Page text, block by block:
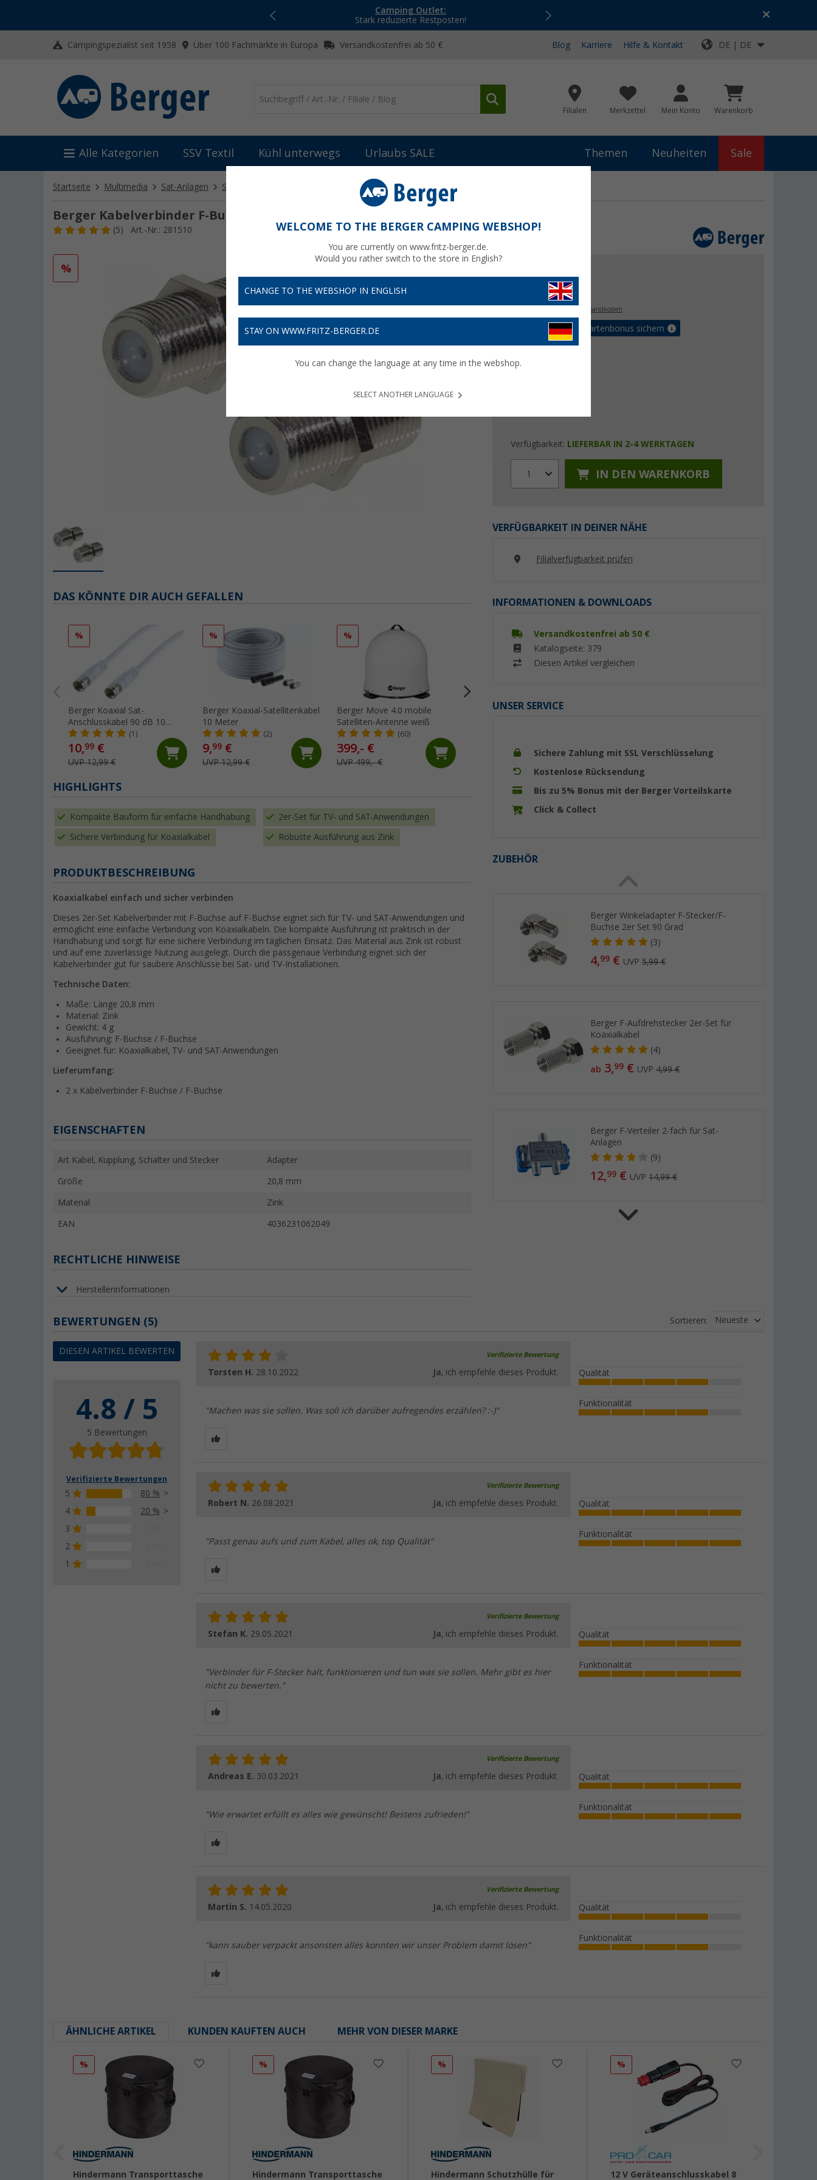
Camping Outlet:
Stark reduzierte Restposten!
Top-Deals für dein Abenteuer!
Campingspezialist seit 1958 Über 100 Fachmärkte in Europa Versandkostenfrei ab 50 € Blog Karriere Hilfe & Kontakt DE | DE
Filialen Merkzettel Mein Konto Warenkorb
Alle Kategorien SSV Textil Kühl unterwegs Urlaubs SALE Themen Neuheiten Sale
Startseite Multimedia Sat-Anlagen Sat-Zubehör Berger Kabelverbinder F-Buchse/F-Buchse 2er-Set
Berger Kabelverbinder F-Buchse/F-Buchse 2er-Set
(5) Art.-Nr.: 281510
%
€
zzgl. Versandkosten
Bis zu 5% Vorteilskartenbonus sichern
Verfügbarkeit: LIEFERBAR IN 2-4 WERKTAGEN
1 IN DEN WARENKORB
VERFÜGBARKEIT IN DEINER NÄHE
Filialverfügbarkeit prüfen
INFORMATIONEN & DOWNLOADS
Versandkostenfrei ab 50 €
Katalogseite: 379
Diesen Artikel vergleichen
UNSER SERVICE
Sichere Zahlung mit SSL Verschlüsselung
Kostenlose Rücksendung
Bis zu 5% Bonus mit der Berger Vorteilskarte
Click & Collect
ZUBEHÖR
Berger Winkeladapter F-Stecker/F-
Buchse 2er Set 90 Grad
(3)
4,99 € UVP5,99 €
Berger F-Aufdrehstecker 2er-Set für
Koaxialkabel
(4)
ab 3,99 € UVP4,99 €
Berger F-Verteiler 2-fach für Sat-
Anlagen
(9)
12,99 € UVP14,99 €
DAS KÖNNTE DIR AUCH GEFALLEN
%
Berger Koaxial Sat-
Anschlusskabel 90 dB 10
Meter
(1)
10,99 €
UVP 12,99 €
%
Berger Koaxial-Satellitenkabel
10 Meter
(2)
9,99 €
UVP 12,99 €
%
Berger Move 4.0 mobile
Satelliten-Antenne weiß
(60)
399,- €
UVP 499,- €
Berger Pathfinder 3.0 faltbare
%
36,- €
HIGHLIGHTS
Kompakte Bauform für einfache Handhabung 2er-Set für TV- und SAT-Anwendungen
Sichere Verbindung für Koaxialkabel Robuste Ausführung aus Zink
PRODUKTBESCHREIBUNG
Koaxialkabel einfach und sicher verbinden
Dieses 2er-Set Kabelverbinder mit F-Buchse auf F-Buchse eignet sich für TV- und SAT-Anwendungen und
ermöglicht eine einfache Verbindung von Koaxialkabeln. Die kompakte Ausführung ist praktisch in der
Handhabung und sorgt für eine sichere Verbindung im täglichen Einsatz. Das Material aus Zink ist robust
und auf eine zuverlässige Nutzung ausgelegt. Durch die passgenaue Verbindung eignet sich der
Kabelverbinder gut für saubere Anschlüsse bei Sat- und TV-Installationen.
Technische Daten:
Maße: Länge 20,8 mm
Material: Zink
Gewicht: 4 g
Ausführung: F-Buchse / F-Buchse
Geeignet für: Koaxialkabel, TV- und SAT-Anwendungen
Lieferumfang:
2 x Kabelverbinder F-Buchse / F-Buchse
EIGENSCHAFTEN
Art Kabel, Kupplung, Schalter und Stecker Adapter
Größe 20,8 mm
Material Zink
EAN 4036231062049
RECHTLICHE HINWEISE
Herstellerinformationen
BEWERTUNGEN (5)
DIESEN ARTIKEL BEWERTEN
4.8 / 5
5 Bewertungen
Verifizierte Bewertungen
5
80 %
4
20 %
3
2
1
Sortieren: Neueste
Verifizierte Bewertung
Torsten H. 28.10.2022 Ja, ich empfehle dieses Produkt.
"Machen was sie sollen. Was soll ich darüber aufregendes erzählen? :-)"
Qualität
Funktionalität
Verifizierte Bewertung
Robert N. 26.08.2021 Ja, ich empfehle dieses Produkt.
"Passt genau aufs und zum Kabel, alles ok, top Qualität"
Qualität
Funktionalität
Verifizierte Bewertung
Stefan K. 29.05.2021 Ja, ich empfehle dieses Produkt.
"Verbinder für F-Stecker halt, funktionieren und tun was sie sollen. Mehr gibt es hier
nicht zu bewerten."
Qualität
Funktionalität
Verifizierte Bewertung
Andreas E. 30.03.2021 Ja, ich empfehle dieses Produkt.
"Wie erwartet erfüllt es alles wie gewünscht! Bestens zufrieden!"
Qualität
Funktionalität
Verifizierte Bewertung
Martin S. 14.05.2020 Ja, ich empfehle dieses Produkt.
"kann sauber verpackt ansonsten alles konnten wir unser Problem damit lösen"
Qualität
Funktionalität
ÄHNLICHE ARTIKEL KUNDEN KAUFTEN AUCH MEHR VON DIESER MARKE
%
Hindermann Transporttasche
%
Hindermann Transporttasche
%
Hindermann Schutzhülle für
%
12 V Geräteanschlusskabel 8
WELCOME TO THE BERGER CAMPING WEBSHOP!
You are currently on www.fritz-berger.de.
Would you rather switch to the store in English?
CHANGE TO THE WEBSHOP IN ENGLISH
STAY ON WWW.FRITZ-BERGER.DE
You can change the language at any time in the webshop.
SELECT ANOTHER LANGUAGE